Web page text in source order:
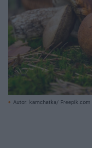
Autor: kamchatka/ Freepik.com